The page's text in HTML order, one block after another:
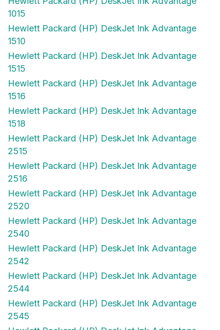
1015
Hewlett Packard (HP) DeskJet Ink Advantage
1510
Hewlett Packard (HP) DeskJet Ink Advantage
1515
Hewlett Packard (HP) DeskJet Ink Advantage
1516
Hewlett Packard (HP) DeskJet Ink Advantage
1518
Hewlett Packard (HP) DeskJet Ink Advantage
2515
Hewlett Packard (HP) DeskJet Ink Advantage
2516
Hewlett Packard (HP) DeskJet Ink Advantage
2520
Hewlett Packard (HP) DeskJet Ink Advantage
2540
Hewlett Packard (HP) DeskJet Ink Advantage
2542
Hewlett Packard (HP) DeskJet Ink Advantage
2544
Hewlett Packard (HP) DeskJet Ink Advantage
2545
Hewlett Packard (HP) DeskJet Ink Advantage